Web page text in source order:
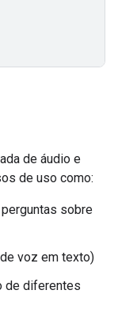
de áudio e
de uso como:
sobre
voz em texto)
de diferentes